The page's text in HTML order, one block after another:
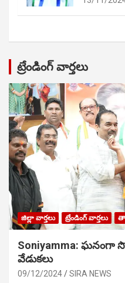
ట్రేండింగ్ వార్తలు
జిల్లా వార్తలు ట్రేండింగ్ వార్తలు
Soniyamma:
వేడుక‌లు
09/12/2024 SIRA NEWS